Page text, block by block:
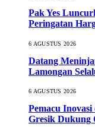
Pak Yes
Peringatan
6 AGUSTUS 2026
Datang
Lamongan
6 AGUSTUS 2026
Pemacu
Gresik Dukung